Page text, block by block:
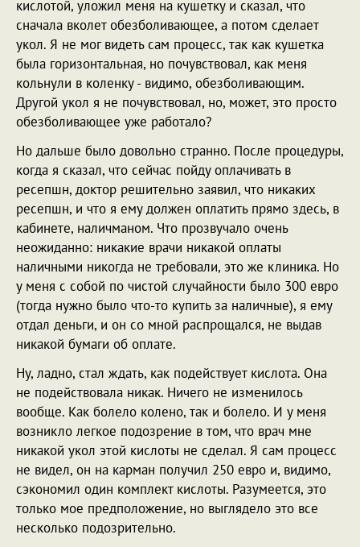
кислотой, уложил меня на кушетку и сказал, что
сначала вколет обезболивающее, а потом сделает
укол. Я не мог видеть сам процесс, так как кушетка
была горизонтальная, но почувствовал, как меня
кольнули в коленку - видимо, обезболивающим.
Другой укол я не почувствовал, но, может, это просто
обезболивающее уже работало?
Но дальше было довольно странно. После процедуры,
когда я сказал, что сейчас пойду оплачивать в
ресепшн, доктор решительно заявил, что никаких
ресепшн, и что я ему должен оплатить прямо здесь, в
кабинете, наличманом. Что прозвучало очень
неожиданно: никакие врачи никакой оплаты
наличными никогда не требовали, это же клиника. Но
у меня с собой по чистой случайности было 300 евро
(тогда нужно было что-то купить за наличные), я ему
отдал деньги, и он со мной распрощался, не выдав
никакой бумаги об оплате.
Ну, ладно, стал ждать, как подействует кислота. Она
не подействовала никак. Ничего не изменилось
вообще. Как болело колено, так и болело. И у меня
возникло легкое подозрение в том, что врач мне
никакой укол этой кислоты не сделал. Я сам процесс
не видел, он на карман получил 250 евро и, видимо,
сэкономил один комплект кислоты. Разумеется, это
только мое предположение, но выглядело это все
несколько подозрительно.